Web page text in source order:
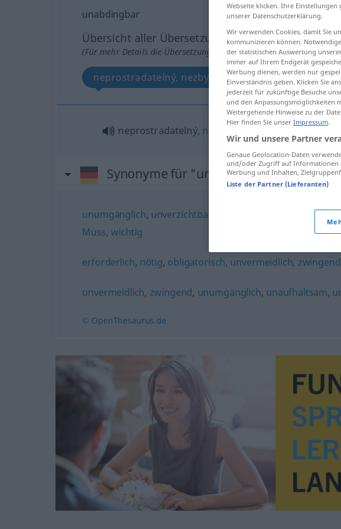
unabdingbar
Übersicht aller Übersetzungen
(Für mehr Details die Übersetzung anklicken/antippen)
neprostradatelný, nezbytný
neprostradatelný, nezbytný
Synonyme für "unabdingbar"
unumgänglich, unverzichtbar unentbehrlich,
Muss,wichtig
erforderlich, nötig, obligatorisch, unvermeidlich, zwingend
unvermeidlich, zwingend, unumgänglich, unaufhaltsam,
© OpenThesaurus.de
Webseite klicken. Ihre
unserer Datenschutzerklärung.
Wir verwenden Cookies, damit Sie
kommunizieren können.
der statistischen Auswertung
immer auf Ihrem Endgerät
Werbung dienen, werden nur
Einverständnis geben. Klicken Sie
jederzeit für zukünftige Besuche
und den Anpassungsmöglichkeiten
Weitergehende Hinweise zu der
Hier finden Sie unser Impressum.
Wir und unsere Partner
Genaue Geolocation-Daten
und/oder Zugriff auf Informationen
Werbung und Inhalten,
Liste der Partner (Lieferanten)